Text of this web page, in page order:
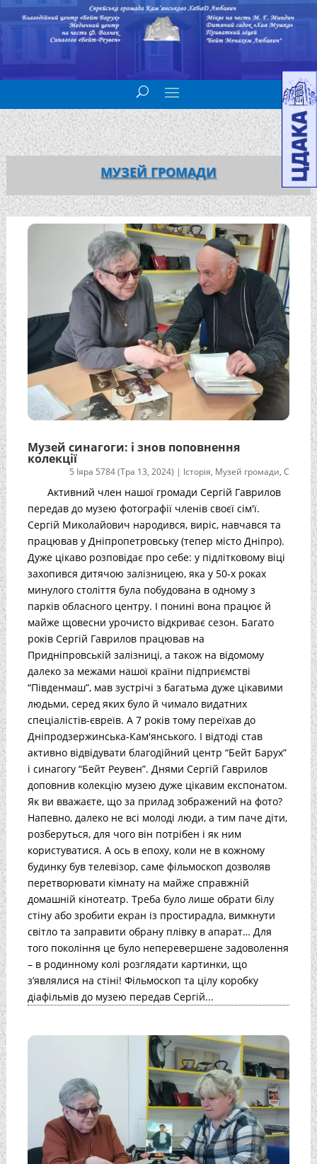
МУЗЕЙ ГРОМАДИ
Музей синагоги: і знов поповнення
колекції
5 Іяра 5784 (Тра 13, 2024) | Історія, Музей громади,С
Активний член нашої громади Сергій Гаврилов
передав до музею фотографії членів своєї сім'ї.
Сергій Миколайович народився, виріс, навчався та
працював у Дніпропетровську (тепер місто Дніпро).
Дуже цікаво розповідає про себе: у підлітковому віці
захопився дитячою залізницею, яка у 50-х роках
минулого століття була побудована в одному з
парків обласного центру. І понині вона працює й
майже щовесни урочисто відкриває сезон. Багато
років Сергій Гаврилов працював на
Придніпровській залізниці, а також на відомому
далеко за межами нашої країни підприємстві
“Південмаш”, мав зустрічі з багатьма дуже цікавими
людьми, серед яких було й чимало видатних
спеціалістів-євреїв. А 7 років тому переїхав до
Дніпродзержинська-Кам'янського. І відтоді став
активно відвідувати благодійний центр “Бейт Барух”
і синагогу “Бейт Реувен”. Днями Сергій Гаврилов
доповнив колекцію музею дуже цікавим експонатом.
Як ви вважаєте, що за прилад зображений на фото?
Напевно, далеко не всі молоді люди, а тим паче діти,
розберуться, для чого він потрібен і як ним
користуватися. А ось в епоху, коли не в кожному
будинку був телевізор, саме фільмоскоп дозволяв
перетворювати кімнату на майже справжній
домашній кінотеатр. Треба було лише обрати білу
стіну або зробити екран із простирадла, вимкнути
світло та заправити обрану плівку в апарат… Для
того покоління це було неперевершене задоволення
– в родинному колі розглядати картинки, що
з’являлися на стіні! Фільмоскоп та цілу коробку
діафільмів до музею передав Сергій...